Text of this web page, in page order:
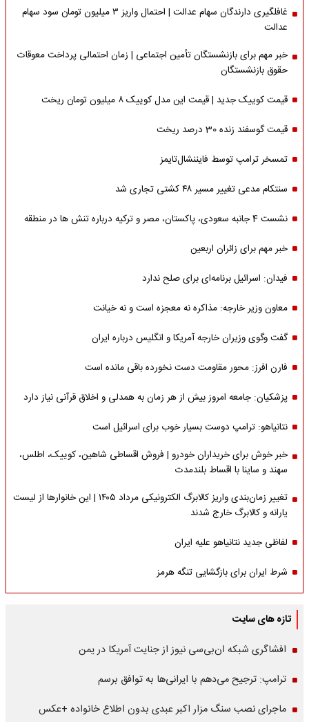
غافلگیری دارندگان سهام عدالت | احتمال واریز ۳ میلیون تومان سود سهام
عدالت
خبر مهم برای بازنشستگان تأمین اجتماعی | زمان احتمالی پرداخت معوقات
حقوق بازنشستگان
قیمت کوییک جدید | قیمت این مدل کوییک ۸ میلیون تومان ریخت
قیمت گوسفند زنده 30 درصد ریخت
تمسخر ترامپ توسط فایننشال‌تایمز
سنتکام مدعی تغییر مسیر ۴۸ کشتی تجاری شد
نشست 4 جانبه سعودی، پاکستان، مصر و ترکیه درباره تنش ها در منطقه
خبر مهم برای زائران اربعین
فیدان: اسرائیل برنامه‌ای برای صلح ندارد
معاون وزیر خارجه: مذاکره نه معجزه است و نه خیانت
گفت وگوی وزیران خارجه آمریکا و انگلیس درباره ایران
فارن افرز: محور مقاومت دست نخورده باقی مانده است
پزشکیان: جامعه امروز بیش از هر زمان به همدلی و اخلاق قرآنی نیاز دارد
نتانیاهو: ترامپ دوست بسیار خوب برای اسرائیل است
خبر خوش برای خریداران خودرو | فروش اقساطی شاهین، کوییک، اطلس،
سهند و ساینا با اقساط بلندمدت
تغییر زمان‌بندی واریز کالابرگ الکترونیکی مرداد ۱۴۰۵ | این خانوارها از لیست
یارانه و کالابرگ خارج شدند
لفاظی جدید نتانیاهو علیه ایران
شرط ایران برای بازگشایی تنگه هرمز
تازه های سایت
افشاگری شبکه ان‌بی‌سی نیوز از جنایت آمریکا در یمن
ترامپ: ترجیح می‌دهم با ایرانی‌‌ها به توافق برسم
ماجرای نصب سنگ مزار اکبر عبدی بدون اطلاع خانواده +عکس